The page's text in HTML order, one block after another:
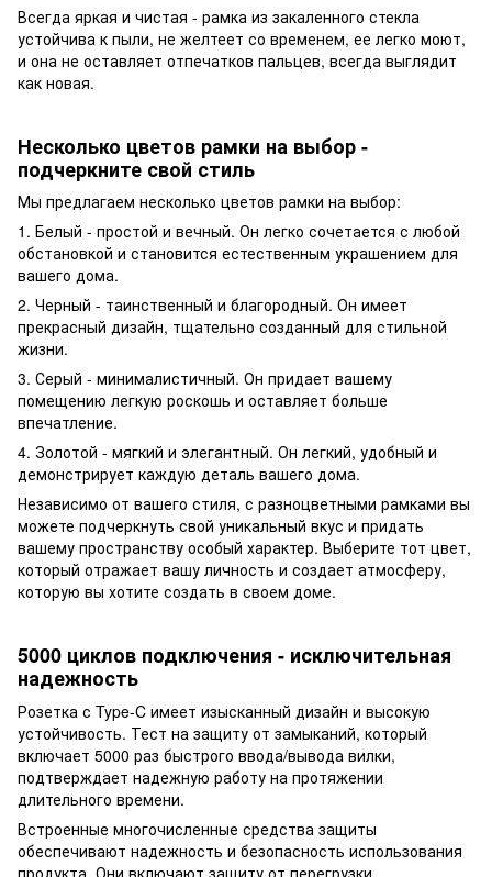
Всегда яркая и чистая - рамка из закаленного стекла
устойчива к пыли, не желтеет со временем, ее легко моют,
и она не оставляет отпечатков пальцев, всегда выглядит
как новая.
Несколько цветов рамки на выбор -
подчеркните свой стиль
Мы предлагаем несколько цветов рамки на выбор:
1. Белый - простой и вечный. Он легко сочетается с любой
обстановкой и становится естественным украшением для
вашего дома.
2. Черный - таинственный и благородный. Он имеет
прекрасный дизайн, тщательно созданный для стильной
жизни.
3. Серый - минималистичный. Он придает вашему
помещению легкую роскошь и оставляет больше
впечатление.
4. Золотой - мягкий и элегантный. Он легкий, удобный и
демонстрирует каждую деталь вашего дома.
Независимо от вашего стиля, с разноцветными рамками вы
можете подчеркнуть свой уникальный вкус и придать
вашему пространству особый характер. Выберите тот цвет,
который отражает вашу личность и создает атмосферу,
которую вы хотите создать в своем доме.
5000 циклов подключения - исключительная
надежность
Розетка с Type-C имеет изысканный дизайн и высокую
устойчивость. Тест на защиту от замыканий, который
включает 5000 раз быстрого ввода/вывода вилки,
подтверждает надежную работу на протяжении
длительного времени.
Встроенные многочисленные средства защиты
обеспечивают надежность и безопасность использования
продукта. Они включают защиту от перегрузки,